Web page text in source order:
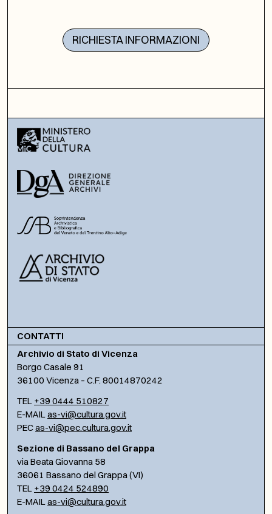
RICHIESTA INFORMAZIONI
CONTATTI
Archivio di Stato di Vicenza
Borgo Casale 91
36100 Vicenza – C.F. 80014870242
TEL +39 0444 510827
E-MAILas-vi@cultura.gov.it
PECas-vi@pec.cultura.gov.it
Sezione di Bassano del Grappa
via Beata Giovanna 58
36061 Bassano del Grappa (VI)
TEL +39 0424 524890
E-MAILas-vi@cultura.gov.it